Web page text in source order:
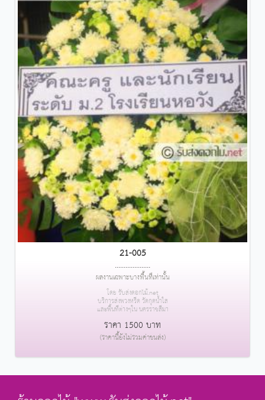
21-005
....................
ผลงานเฉพาะบางพื้นที่เท่านั้น
โดย รับส่งดอกไม้.net
บริการส่งพวงหรีด วัดกุดน้ำใส
และพื้นที่ต่างๆใน นครราชสีมา
ราคา 1500 บาท
(ราคานี้ยังไม่รวมค่าขนส่ง)